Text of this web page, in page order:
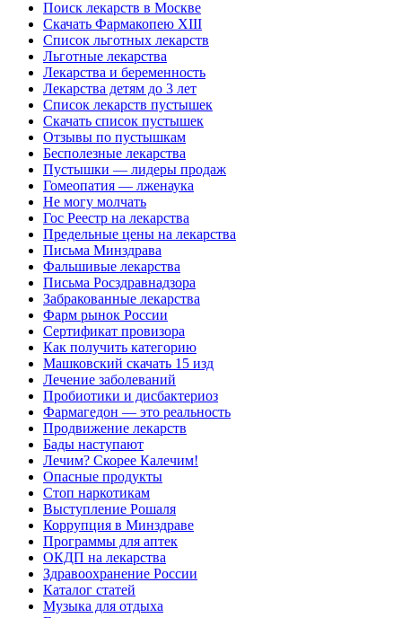
Поиск лекарств в Москве
Скачать Фармакопею XIII
Список льготных лекарств
Льготные лекарства
Лекарства и беременность
Лекарства детям до 3 лет
Список лекарств пустышек
Скачать список пустышек
Отзывы по пустышкам
Бесполезные лекарства
Пустышки — лидеры продаж
Гомеопатия — лженаука
Не могу молчать
Гос Реестр на лекарства
Предельные цены на лекарства
Письма Минздрава
Фальшивые лекарства
Письма Росздравнадзора
Забракованные лекарства
Фарм рынок России
Сертификат провизора
Как получить категорию
Машковский скачать 15 изд
Лечение заболеваний
Пробиотики и дисбактериоз
Фармагедон — это реальность
Продвижение лекарств
Бады наступают
Лечим? Скорее Калечим!
Опасные продукты
Стоп наркотикам
Выступление Рошаля
Коррупция в Минздраве
Программы для аптек
ОКДП на лекарства
Здравоохранение России
Каталог статей
Музыка для отдыха